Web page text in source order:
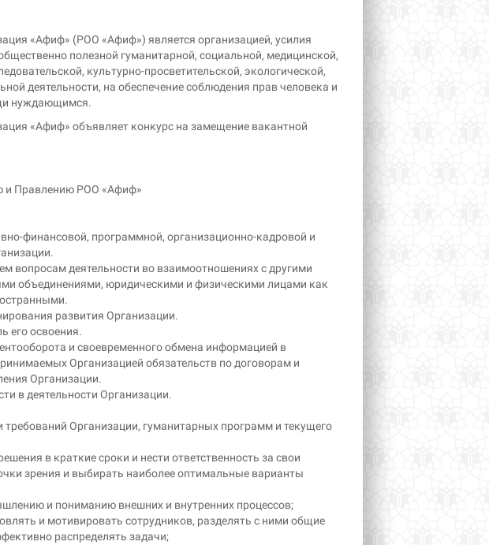
«Афиф» (РОО «Афиф») является организацией, усилия
полезной гуманитарной, социальной, медицинской,
культурно-просветительской, экологической,
деятельности, на обеспечение соблюдения прав человека и
нуждающимся.
«Афиф» объявляет конкурс на замещение вакантной
и Правлению РОО «Афиф»
финансовой, программной, организационно-кадровой и
вопросам деятельности во взаимоотношениях с другими
объединениями, юридическими и физическими лицами как
развития Организации.
его освоения.
и своевременного обмена информацией в
Организацией обязательств по договорам и
Организации.
в деятельности Организации.
требований Организации, гуманитарных программ и текущего
в краткие сроки и нести ответственность за свои
зрения и выбирать наиболее оптимальные варианты
и пониманию внешних и внутренних процессов;
и мотивировать сотрудников, разделять с ними общие
распределять задачи;